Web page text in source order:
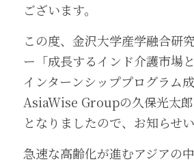
ございます。
この度、金沢大学産学融合研
ー「成長するインド介護市場
インターンシッププログラム
AsiaWise Groupの久保光太
となりましたので、お知らせい
急速な高齢化が進むアジアの